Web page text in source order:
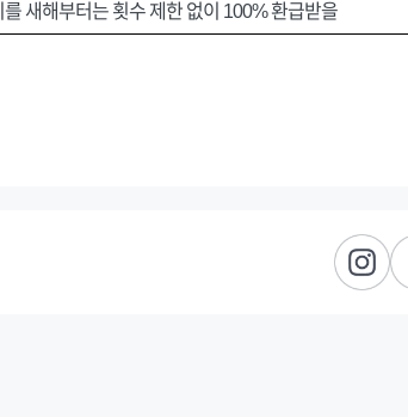
새해부터는 횟수 제한 없이 100% 환급받을